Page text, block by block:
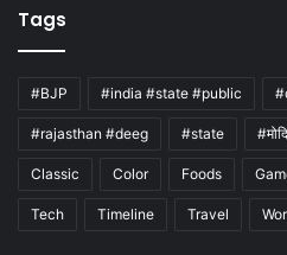
Tags
#BJP #india #state #public
#rajasthan #deeg #state
Classic Color Foods
Tech Timeline Travel